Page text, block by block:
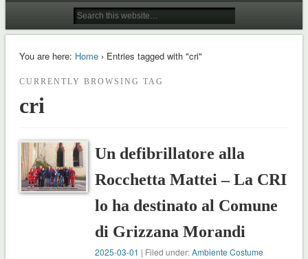
You are here: Home› Entries tagged with "cri"
CURRENTLY BROWSING TAG
cri
Un defibrillatore alla
Rocchetta Mattei – La CRI
lo ha destinato al Comune
di Grizzana Morandi
2025-03-01 | Filed under:Ambiente Costume